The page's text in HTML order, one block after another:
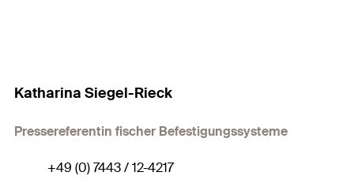
Katharina Siegel-Rieck
Pressereferentin fischer Befestigungssysteme
+49 (0) 7443 / 12-4217